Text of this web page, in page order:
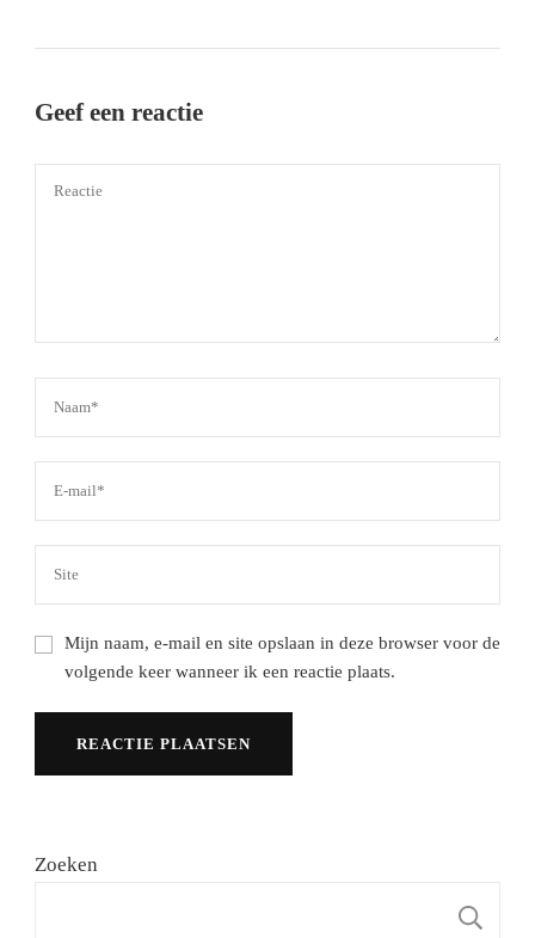
Geef een reactie
Mijn naam, e-mail en site opslaan in deze browser voor de
volgende keer wanneer ik een reactie plaats.
Zoeken